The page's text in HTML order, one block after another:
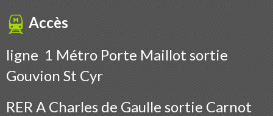
Accès
ligne 1 Métro Porte Maillot sortie
Gouvion St Cyr
RER A Charles de Gaulle sortie Carnot